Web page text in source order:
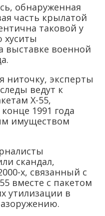
обнаруженная
часть крылатой
таковой у
хуситы
выставке военной
ниточку, эксперты
ведут к
Х-55,
1991 года
имуществом
скандал,
х, связанный с
вместе с пакетом
утилизации в